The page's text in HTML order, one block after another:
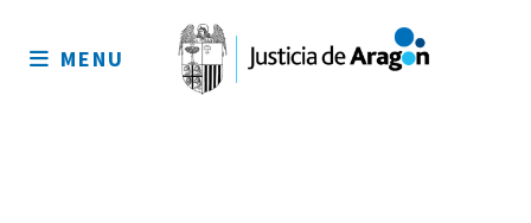
sitio
MENU